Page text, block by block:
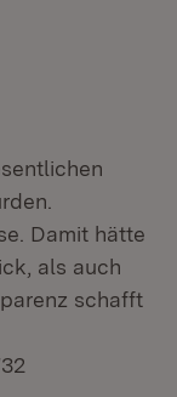
Damit hätte
als auch
schafft